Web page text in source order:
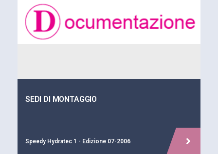
SEDI DI MONTAGGIO
Speedy Hydratec 1 - Edizione 07-2006